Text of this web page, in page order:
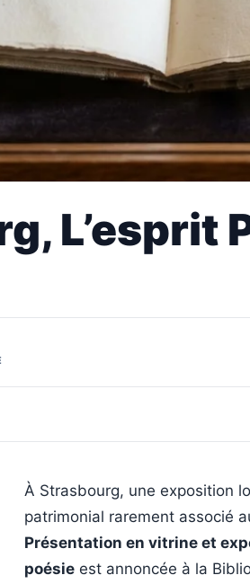
L’esprit
À Strasbourg, une exposition
patrimonial rarement associé
Présentation en vitrine et
poésie est annoncée à la